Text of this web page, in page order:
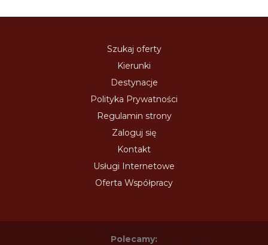
Szukaj oferty
Kierunki
Destynacje
Polityka Prywatności
Regulamin strony
Zaloguj się
Kontakt
Usługi Internetowe
Oferta Współpracy
Polecamy: